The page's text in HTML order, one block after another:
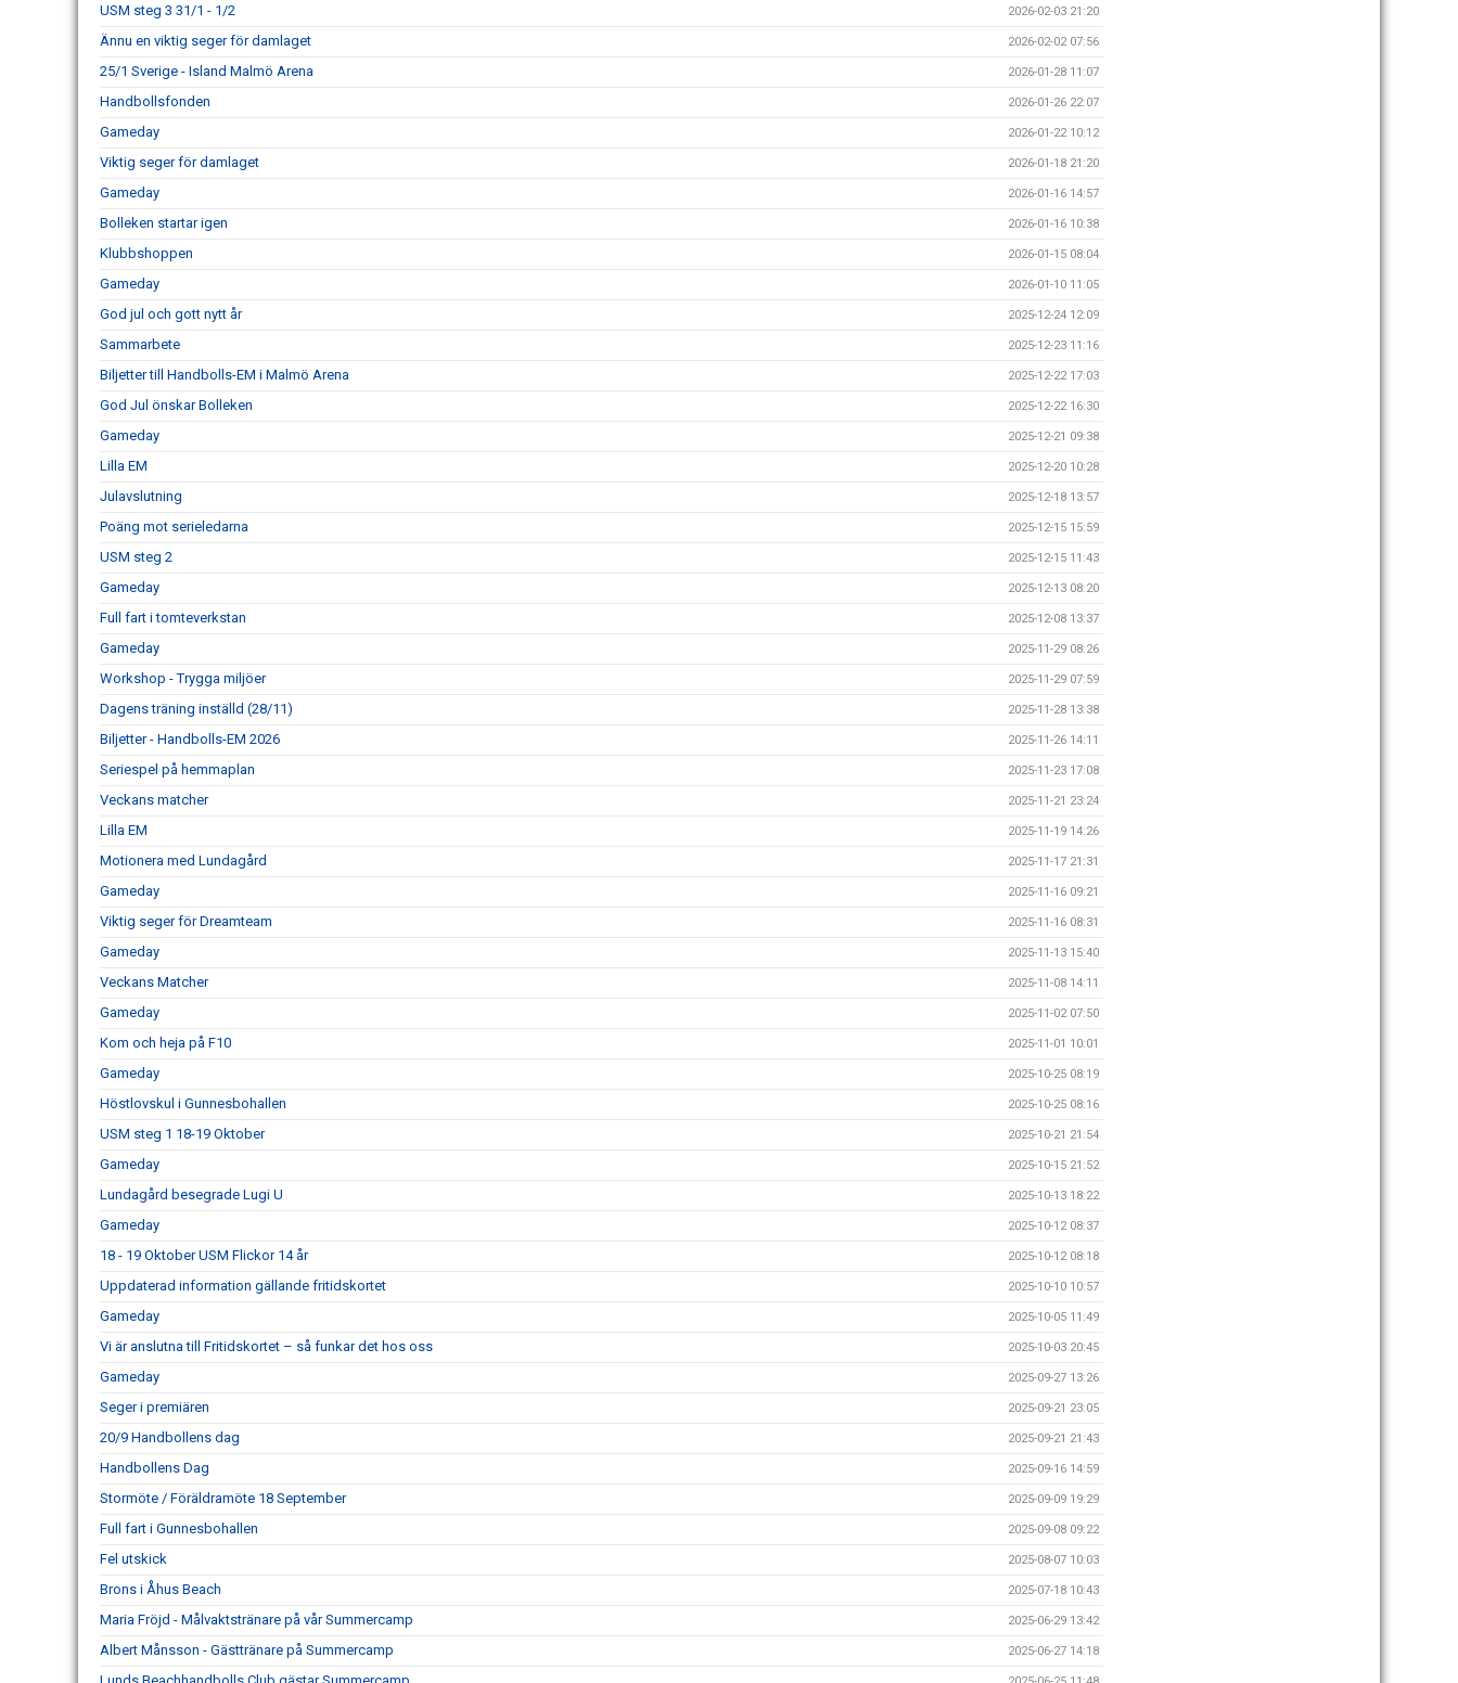
USM steg 3 31/1 - 1/2 2026-02-03 21:20
Ännu en viktig seger för damlaget 2026-02-02 07:56
25/1 Sverige - Island Malmö Arena 2026-01-28 11:07
Handbollsfonden 2026-01-26 22:07
Gameday 2026-01-22 10:12
Viktig seger för damlaget 2026-01-18 21:20
Gameday 2026-01-16 14:57
Bolleken startar igen 2026-01-16 10:38
Klubbshoppen 2026-01-15 08:04
Gameday 2026-01-10 11:05
God jul och gott nytt år 2025-12-24 12:09
Sammarbete 2025-12-23 11:16
Biljetter till Handbolls-EM i Malmö Arena 2025-12-22 17:03
God Jul önskar Bolleken 2025-12-22 16:30
Gameday 2025-12-21 09:38
Lilla EM 2025-12-20 10:28
Julavslutning 2025-12-18 13:57
Poäng mot serieledarna 2025-12-15 15:59
USM steg 2 2025-12-15 11:43
Gameday 2025-12-13 08:20
Full fart i tomteverkstan 2025-12-08 13:37
Gameday 2025-11-29 08:26
Workshop - Trygga miljöer 2025-11-29 07:59
Dagens träning inställd (28/11) 2025-11-28 13:38
Biljetter - Handbolls-EM 2026 2025-11-26 14:11
Seriespel på hemmaplan 2025-11-23 17:08
Veckans matcher 2025-11-21 23:24
Lilla EM 2025-11-19 14:26
Motionera med Lundagård 2025-11-17 21:31
Gameday 2025-11-16 09:21
Viktig seger för Dreamteam 2025-11-16 08:31
Gameday 2025-11-13 15:40
Veckans Matcher 2025-11-08 14:11
Gameday 2025-11-02 07:50
Kom och heja på F10 2025-11-01 10:01
Gameday 2025-10-25 08:19
Höstlovskul i Gunnesbohallen 2025-10-25 08:16
USM steg 1 18-19 Oktober 2025-10-21 21:54
Gameday 2025-10-15 21:52
Lundagård besegrade Lugi U 2025-10-13 18:22
Gameday 2025-10-12 08:37
18 - 19 Oktober USM Flickor 14 år 2025-10-12 08:18
Uppdaterad information gällande fritidskortet 2025-10-10 10:57
Gameday 2025-10-05 11:49
Vi är anslutna till Fritidskortet – så funkar det hos oss 2025-10-03 20:45
Gameday 2025-09-27 13:26
Seger i premiären 2025-09-21 23:05
20/9 Handbollens dag 2025-09-21 21:43
Handbollens Dag 2025-09-16 14:59
Stormöte / Föräldramöte 18 September 2025-09-09 19:29
Full fart i Gunnesbohallen 2025-09-08 09:22
Fel utskick 2025-08-07 10:03
Brons i Åhus Beach 2025-07-18 10:43
Maria Fröjd - Målvaktstränare på vår Summercamp 2025-06-29 13:42
Albert Månsson - Gästtränare på Summercamp 2025-06-27 14:18